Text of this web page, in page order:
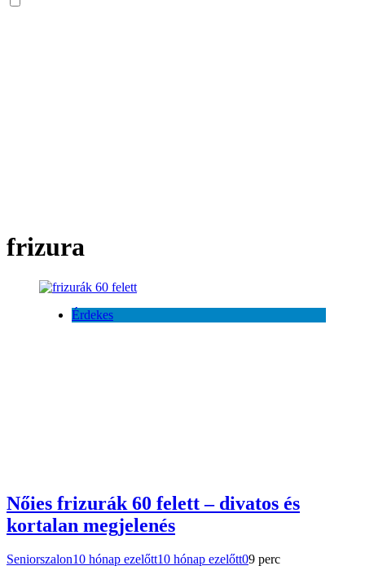
frizura
Érdekes
Nőies frizurák 60 felett – divatos és
kortalan megjelenés
Seniorszalon10 hónap ezelőtt10 hónap ezelőtt09 perc